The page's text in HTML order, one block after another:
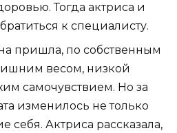
Тогда актриса и
к специалисту.
пришла, по собственным
весом, низкой
самочувствием. Но за
изменилось не только
себя. Актриса рассказала,